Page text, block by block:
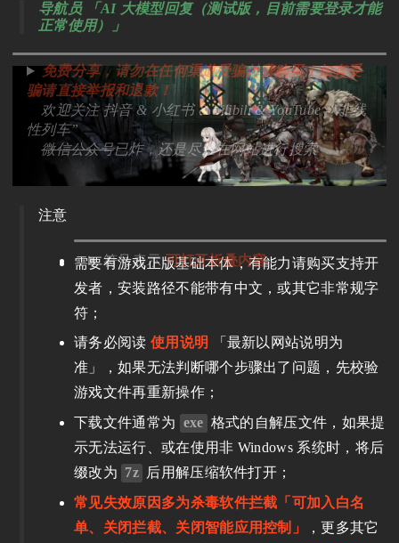
导航员 「AI 大模型回复（测试版，目前需要登录才能
正常使用）」
免费分享，请勿在任何渠道受骗付费购买！如有受
骗请直接举报和退款！
欢迎关注 抖音 & 小红书 & bilibili & YouTube -“非线
性列车”
微信公众号已炸，还是尽量在网站进行搜索
注意
符号表示可打开折叠内容
需要有游戏正版基础本体，有能力请购买支持开
发者，安装路径不能带有中文，或其它非常规字
符；
请务必阅读 使用说明
「最新以网站说明为
准」，如果无法判断哪个步骤出了问题，先校验
游戏文件再重新操作；
下载文件通常为 exe 格式的自解压文件，如果提
示无法运行、或在使用非 Windows 系统时，将后
缀改为 7z 后用解压缩软件打开；
常见失效原因多为杀毒软件拦截「可加入白名
单、关闭拦截、关闭智能应用控制」
，更多其它